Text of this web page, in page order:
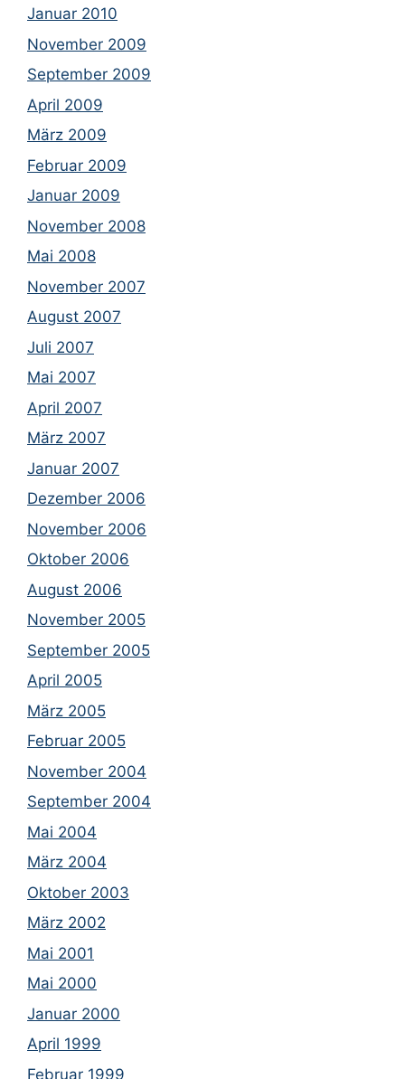
Januar 2010
November 2009
September 2009
April 2009
März 2009
Februar 2009
Januar 2009
November 2008
Mai 2008
November 2007
August 2007
Juli 2007
Mai 2007
April 2007
März 2007
Januar 2007
Dezember 2006
November 2006
Oktober 2006
August 2006
November 2005
September 2005
April 2005
März 2005
Februar 2005
November 2004
September 2004
Mai 2004
März 2004
Oktober 2003
März 2002
Mai 2001
Mai 2000
Januar 2000
April 1999
Februar 1999